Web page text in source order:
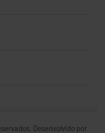
Desenvolvido por